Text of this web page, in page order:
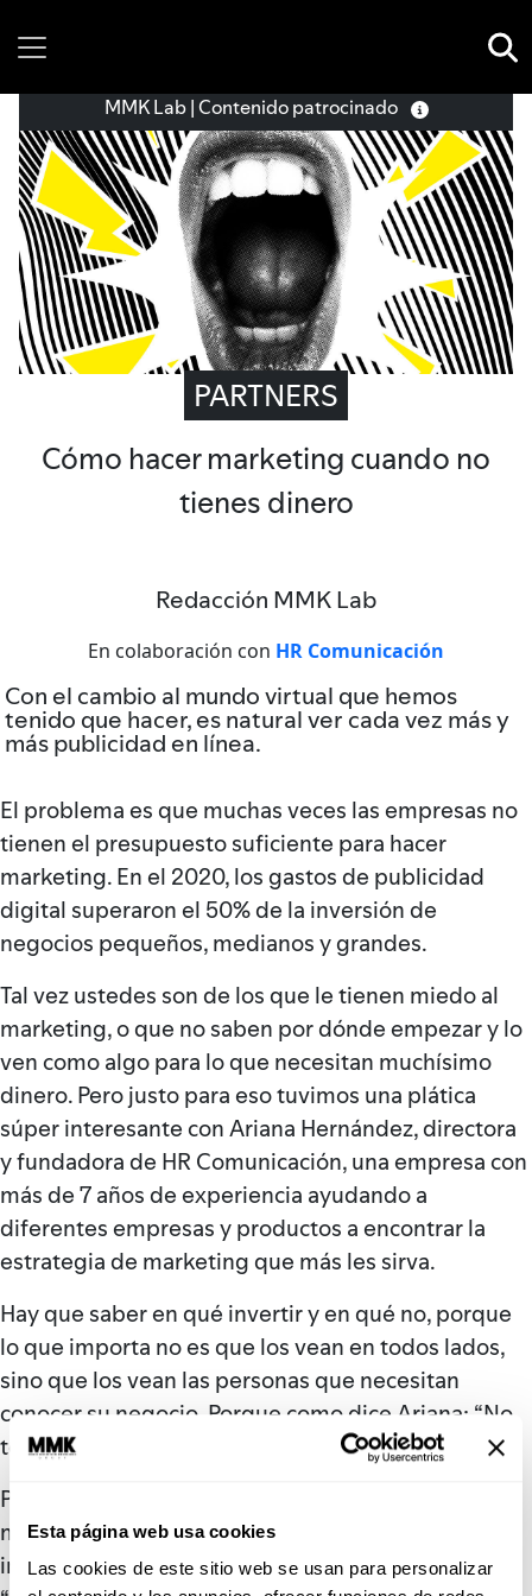
Esta página web usa cookies
Las cookies de este sitio web se usan para personalizar
MMK Lab | Contenido patrocinado
PARTNERS
Cómo hacer marketing cuando no
tienes dinero
Redacción MMK Lab
En colaboración con HR Comunicación
Con el cambio al mundo virtual que hemos
tenido que hacer, es natural ver cada vez más y
más publicidad en línea.
El problema es que muchas veces las empresas no
tienen el presupuesto suficiente para hacer
marketing. En el 2020, los gastos de publicidad
digital superaron el 50% de la inversión de
negocios pequeños, medianos y grandes.
Tal vez ustedes son de los que le tienen miedo al
marketing, o que no saben por dónde empezar y lo
ven como algo para lo que necesitan muchísimo
dinero. Pero justo para eso tuvimos una plática
súper interesante con Ariana Hernández, directora
y fundadora de HR Comunicación, una empresa con
más de 7 años de experiencia ayudando a
diferentes empresas y productos a encontrar la
estrategia de marketing que más les sirva.
Hay que saber en qué invertir y en qué no, porque
lo que importa no es que los vean en todos lados,
sino que los vean las personas que necesitan
conocer su negocio. Porque como dice Ariana: “No
todos los medios son para todos”.
Pero, ¿qué pasa cuándo no tenemos dinero para
marketing? Ariana nos habló de una opción súper
interesante que manejan en HR Comunicación: